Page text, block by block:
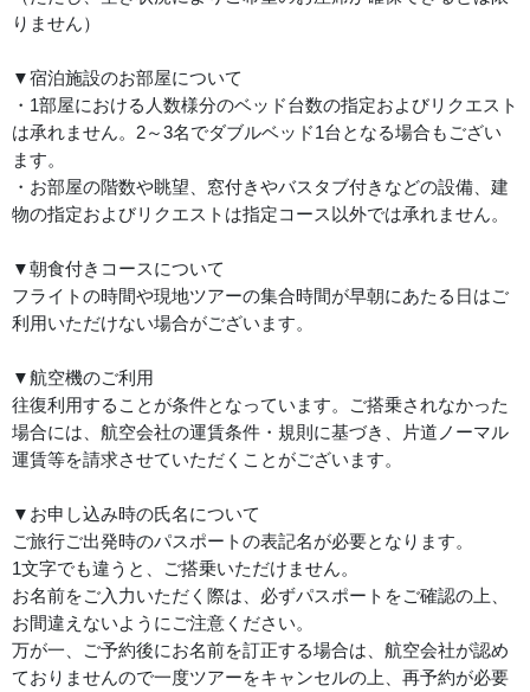
りません）
▼宿泊施設のお部屋について
・1部屋における人数様分のベッド台数の指定およびリクエスト
は承れません。2～3名でダブルベッド1台となる場合もござい
ます。
・お部屋の階数や眺望、窓付きやバスタブ付きなどの設備、建
物の指定およびリクエストは指定コース以外では承れません。
▼朝食付きコースについて
フライトの時間や現地ツアーの集合時間が早朝にあたる日はご
利用いただけない場合がございます。
▼航空機のご利用
往復利用することが条件となっています。ご搭乗されなかった
場合には、航空会社の運賃条件・規則に基づき、片道ノーマル
運賃等を請求させていただくことがございます。
▼お申し込み時の氏名について
ご旅行ご出発時のパスポートの表記名が必要となります。
1文字でも違うと、ご搭乗いただけません。
お名前をご入力いただく際は、必ずパスポートをご確認の上、
お間違えないようにご注意ください。
万が一、ご予約後にお名前を訂正する場合は、航空会社が認め
ておりませんので一度ツアーをキャンセルの上、再予約が必要